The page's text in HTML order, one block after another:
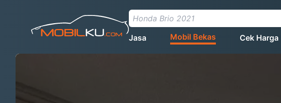
Jasa Mobil Bekas Cek Harga